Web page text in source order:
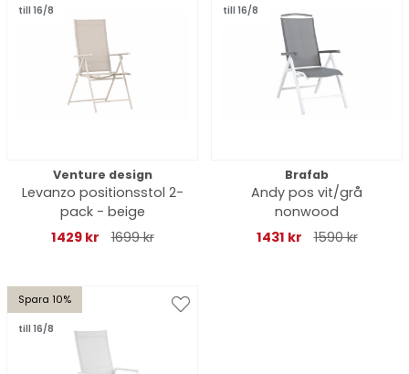
till 16/8
Venture design
Levanzo positionsstol 2-
pack - beige
1429 kr
1699 kr
till 16/8
Brafab
Andy pos vit/grå
nonwood
1431 kr
1590 kr
Spara 10%
till 16/8